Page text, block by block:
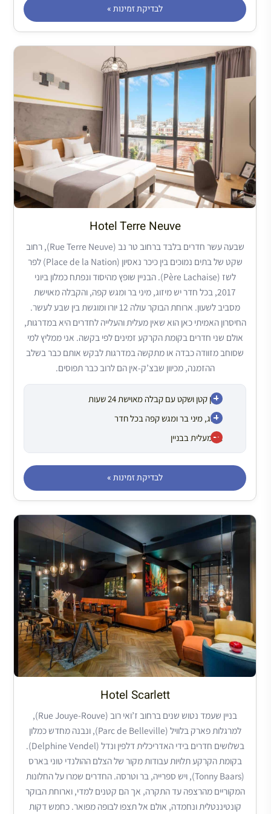
לבדיקת זמינות »
Hotel Terre Neuve
מלון קטן ושקט עם קבלה מאוישת 24 שעות
מיזוג, מיני בר ומגש קפה בכל חדר
אין מעלית בבניין
שבעה עשר חדרים בלבד ברחוב טר נב (Rue Terre Neuve), רחוב
שקט של בתים נמוכים בין כיכר נאסיון (Place de la Nation) לפר
לשז (Père Lachaise). הבניין שופץ מהיסוד ונפתח כמלון ביוני
2017, בכל חדר יש מיזוג, מיני בר ומגש קפה, והקבלה מאוישת
מסביב לשעון. ארוחת הבוקר עולה 12 יורו ומוגשת בין שבע לעשר.
החיסרון האמיתי כאן הוא שאין מעלית והעלייה לחדרים היא במדרגות,
אולם שני חדרים בקומת הקרקע זמינים לפי בקשה. אני ממליץ למי
שסוחב מזוודה כבדה או מתקשה במדרגות לבקש אותם כבר בשלב
ההזמנה, מכיוון שבצ’ק-אין הם לרוב כבר תפוסים.
לבדיקת זמינות »
Hotel Scarlett
בניין שעמד נטוש שנים ברחוב ז’ואי רוב (Rue Jouye-Rouve),
למרגלות פארק בלוויל (Parc de Belleville), ונבנה מחדש כמלון
בשלושים חדרים בידי האדריכלית דלפין ונדל (Delphine Vendel).
בקומת הקרקע תלויות עבודות מקור של הצלם ההולנדי טוני בארס
(Tonny Baars), ויש ספרייה, בר וטרסה. החדרים שמרו על החלונות
המקוריים מהרצפה עד התקרה, אך הם קטנים למדי, וארוחת הבוקר
קונטיננטלית ונחמדה, אולם אל תצפו לבופה מפואר. כחמש דקות